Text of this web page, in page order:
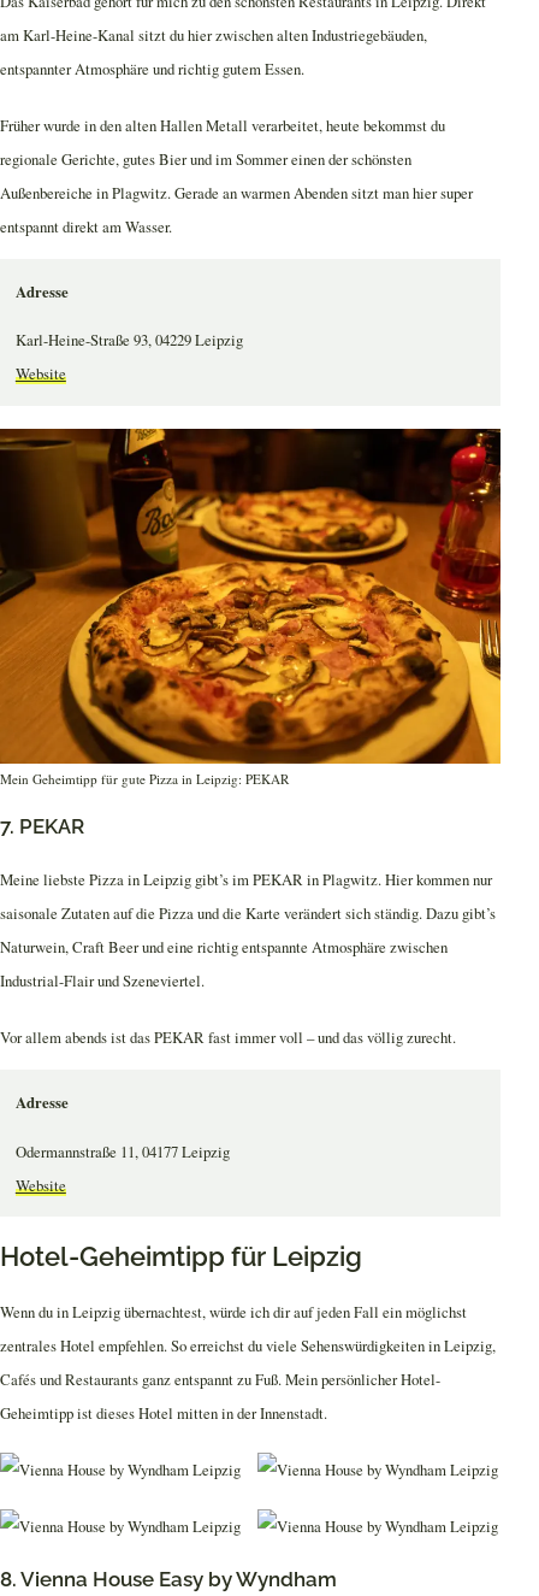
am Karl-Heine-Kanal sitzt du hier zwischen alten Industriegebäuden,
entspannter Atmosphäre und richtig gutem Essen.
Früher wurde in den alten Hallen Metall verarbeitet, heute bekommst du
regionale Gerichte, gutes Bier und im Sommer einen der schönsten
Außenbereiche in Plagwitz. Gerade an warmen Abenden sitzt man hier super
entspannt direkt am Wasser.
Adresse
Karl-Heine-Straße 93, 04229 Leipzig
Website
Mein Geheimtipp für gute Pizza in Leipzig: PEKAR
7. PEKAR
Meine liebste Pizza in Leipzig gibt’s im PEKAR in Plagwitz. Hier kommen nur
saisonale Zutaten auf die Pizza und die Karte verändert sich ständig. Dazu gibt’s
Naturwein, Craft Beer und eine richtig entspannte Atmosphäre zwischen
Industrial-Flair und Szeneviertel.
Vor allem abends ist das PEKAR fast immer voll – und das völlig zurecht.
Adresse
Odermannstraße 11, 04177 Leipzig
Website
Hotel-Geheimtipp für Leipzig
Wenn du in Leipzig übernachtest, würde ich dir auf jeden Fall ein möglichst
zentrales Hotel empfehlen. So erreichst du viele Sehenswürdigkeiten in Leipzig,
Cafés und Restaurants ganz entspannt zu Fuß. Mein persönlicher Hotel-
Geheimtipp ist dieses Hotel mitten in der Innenstadt.
8. Vienna House Easy by Wyndham